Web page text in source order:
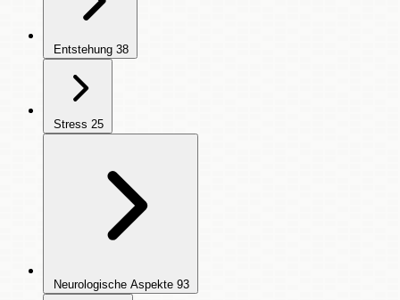
Entstehung 38
Stress 25
Neurologische Aspekte 93